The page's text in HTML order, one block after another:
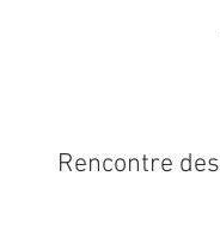
Rencontre